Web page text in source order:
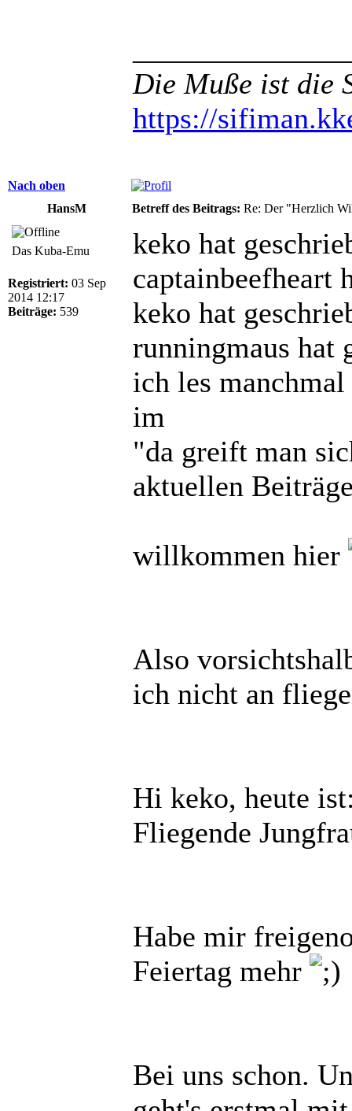
Die Muße ist die
https://
Nach oben
HansM
Betreff des Beitrags: Re: Der "Herzlich
Das Kuba-Emu
Registriert: 03 Sep
2014 12:17
Beiträge: 539
keko hat
captainbeefheart
keko hat
runningmaus hat
ich les
im
"da greift man
aktuellen
willkommen hier
Also
ich nicht an
Hi keko, heute
Fliegende
Habe mir
Feiertag mehr
Bei uns schon.